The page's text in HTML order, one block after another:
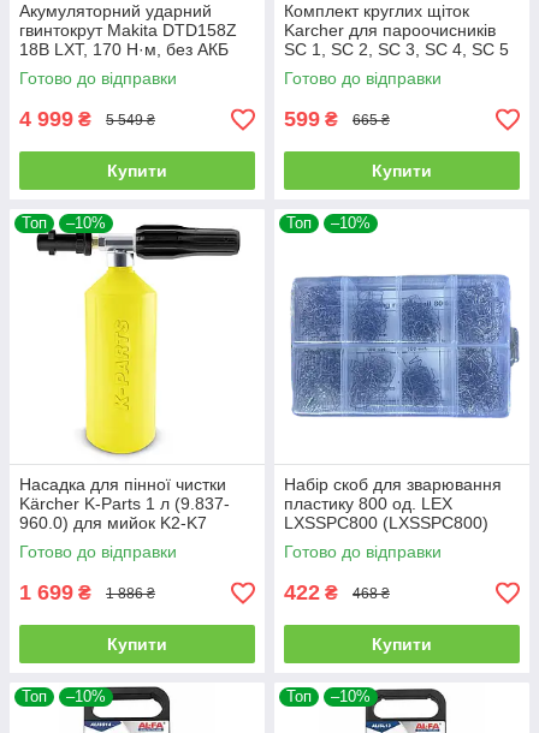
Акумуляторний ударний
гвинтокрут Makita DTD158Z
18В LXT, 170 Н·м, без АКБ
Готово до відправки
4 999 ₴ 5 549 ₴
Купити
Комплект круглих щіток
Karcher для пароочисників
SC 1, SC 2, SC 3, SC 4, SC 5
(4 шт.) (2.863-264.0)
Готово до відправки
599 ₴ 665 ₴
Купити
Топ –10%
Насадка для пінної чистки
Kärcher K-Parts 1 л (9.837-
960.0) для мийок K2-K7
Готово до відправки
1 699 ₴ 1 886 ₴
Купити
Топ –10%
Набір скоб для зварювання
пластику 800 од. LEX
LXSSPC800 (LXSSPC800)
(800 шт, 8 типів)
Готово до відправки
422 ₴ 468 ₴
Купити
Топ –10% Топ –10%